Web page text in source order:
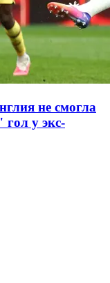
не смогла
у экс-